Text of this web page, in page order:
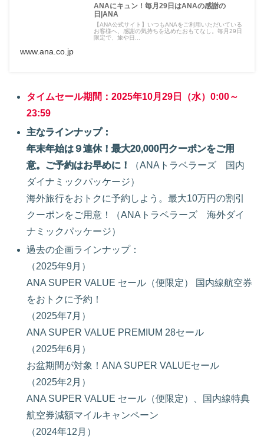
ANAにキュン！毎月29日はANAの感謝の
日|ANA
【ANA公式サイト】いつもANAをご利用いただいている
お客様へ、感謝の気持ちを込めたおもてなし。毎月29日
限定で、旅や日...
www.ana.co.jp
タイムセール期間：2025年10月29日（水）0:00～
23:59
主なラインナップ：
年末年始は９連休！最大20,000円クーポンをご用
意。ご予約はお早めに！
（ANAトラベラーズ 国内
ダイナミックパッケージ）
海外旅行をおトクに予約しよう。最大10万円の割引
クーポンをご用意！（ANAトラベラーズ 海外ダイ
ナミックパッケージ）
過去の企画ラインナップ：
（2025年9月）
ANA SUPER VALUE セール（便限定） 国内線航空券
をおトクに予約！
（2025年7月）
ANA SUPER VALUE PREMIUM 28セール
（2025年6月）
お盆期間が対象！ANA SUPER VALUEセール
（2025年2月）
ANA SUPER VALUE セール（便限定）、国内線特典
航空券減額マイルキャンペーン
（2024年12月）